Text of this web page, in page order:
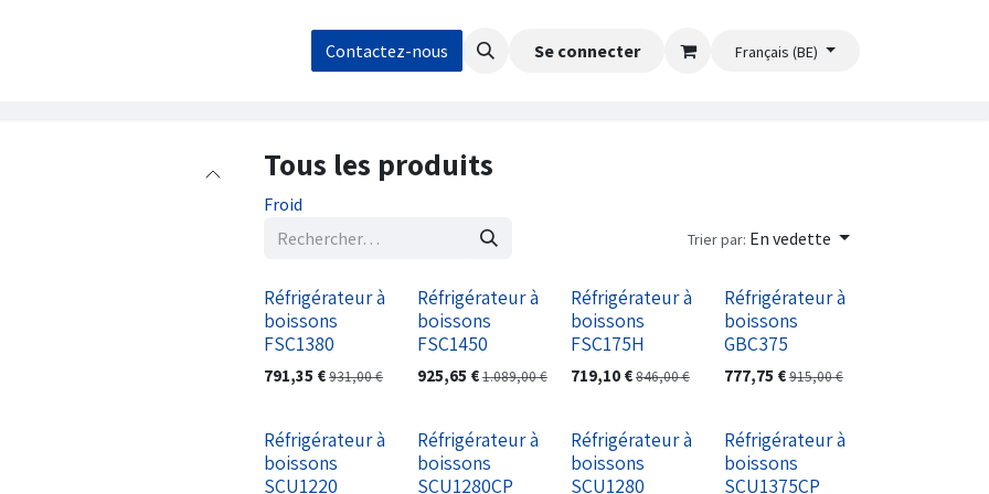
Contact / Demande de devis Boutique
Contactez-nous Se connecter Français (BE)
Tous les produits
Froid
Trier par: En vedette
Réfrigérateur à
boissons
FSC1380
791,35 €931,00€
Réfrigérateur à
boissons
FSC1450
925,65 €1.089,00€
Réfrigérateur à
boissons
FSC175H
719,10€846,00€
Réfrigérateur à
boissons
GBC375
777,75 €915,00€
Réfrigérateur à
boissons
SCU1220
Réfrigérateur à
boissons
SCU1280CP
Réfrigérateur à
boissons
SCU1280
Réfrigérateur à
boissons
SCU1375CP